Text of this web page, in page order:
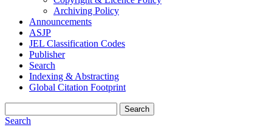
Archiving Policy
Announcements
ASJP
JEL Classification Codes
Publisher
Search
Indexing & Abstracting
Global Citation Footprint
Search
Search